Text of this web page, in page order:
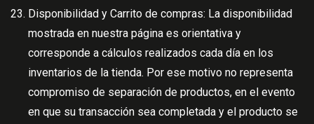
Disponibilidad y Carrito de compras: La disponibilidad
mostrada en nuestra página es orientativa y
corresponde a cálculos realizados cada día en los
inventarios de la tienda. Por ese motivo no representa
compromiso de separación de productos, en el evento
en que su transacción sea completada y el producto se